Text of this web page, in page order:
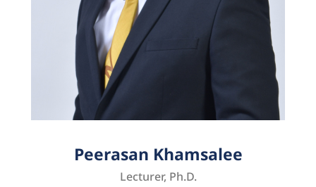
Peerasan Khamsalee
Lecturer, Ph.D.